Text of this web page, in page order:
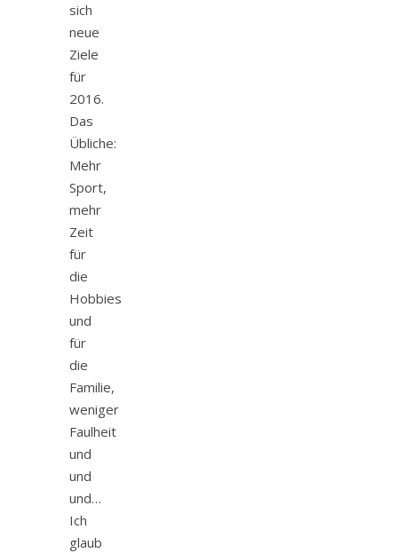
sich
neue
Ziele
für
2016.
Das
Übliche:
Mehr
Sport,
mehr
Zeit
für
die
Hobbies
und
für
die
Familie,
weniger
Faulheit
und
und
und…
Ich
glaub